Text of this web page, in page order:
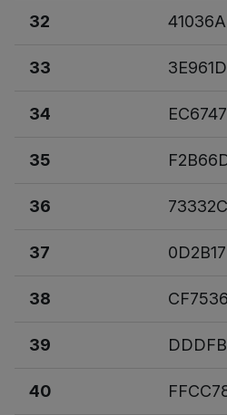
32 41036A
33 3E961D
34 EC6747
35
36 73332C
37 0D2B17
38 CF7536
39
40